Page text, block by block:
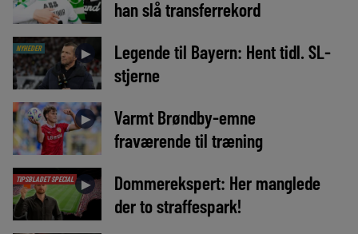
han slå transferrekord
NYHEDER ►
Legende til Bayern: Hent tidl. SL-
stjerne
►
Varmt Brøndby-emne
fraværende til træning
TIPSBLADET SPECIAL ►
Dommerekspert: Her manglede
der to straffespark!